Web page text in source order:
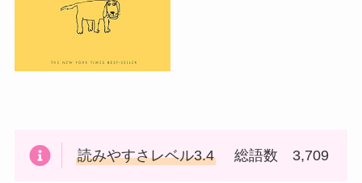
読みやすさレベル3.4 総語数 3,709